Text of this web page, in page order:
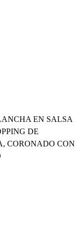
EN SALSA
DE
CORONADO CON